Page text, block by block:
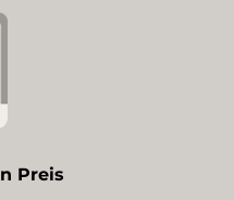
Preis